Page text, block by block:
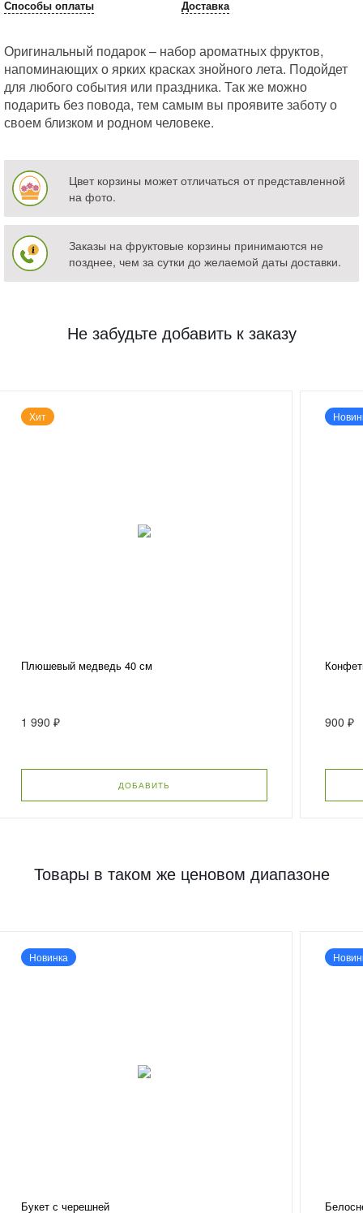
Способы оплаты Доставка
Оригинальный подарок – набор ароматных фруктов,
напоминающих о ярких красках знойного лета. Подойдет
для любого события или праздника. Так же можно
подарить без повода, тем самым вы проявите заботу о
своем близком и родном человеке.
Цвет корзины может отличаться от представленной
на фото.
Заказы на фруктовые корзины принимаются не
позднее, чем за сутки до желаемой даты доставки.
Не забудьте добавить к заказу
Хит
Плюшевый медведь 40 см
1 990 ₽
ДОБАВИТЬ
900 ₽
Товары в таком же ценовом диапазоне
Новинка
Букет с черешней